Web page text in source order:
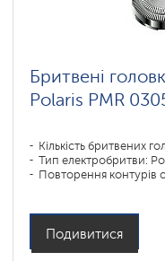
Бритвені
Polaris PMR
Кількість бритвених
Тип електробритви:
Повторення
Подивитися